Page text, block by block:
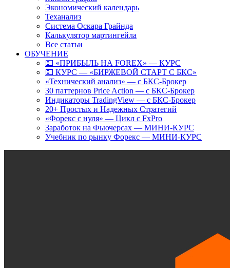
Экономический календарь
Теханализ
Система Оскара Грайнда
Калькулятор мартингейла
Все статьи
ОБУЧЕНИЕ
💵 «ПРИБЫЛЬ НА FOREX» — КУРС
💵 КУРС — «БИРЖЕВОЙ СТАРТ С БКС»
«Технический анализ» — с БКС-Брокер
30 паттернов Price Action — с БКС-Брокер
Индикаторы TradingView — с БКС-Брокер
20+ Простых и Надежных Стратегий
«Форекс с нуля» — Цикл с FxPro
Заработок на Фьючерсах — МИНИ-КУРС
Учебник по рынку Форекс — МИНИ-КУРС